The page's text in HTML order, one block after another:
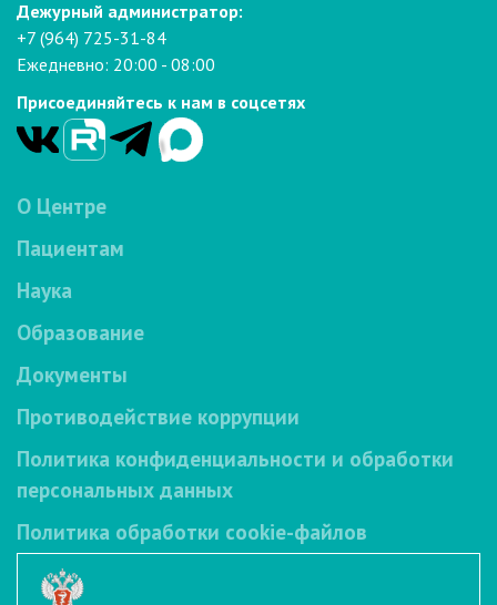
Дежурный администратор:
+7 (964) 725-31-84
Ежедневно: 20:00 - 08:00
Присоединяйтесь к нам в соцсетях
О Центре
Пациентам
Наука
Образование
Документы
Противодействие коррупции
Политика конфиденциальности и обработки
персональных данных
Политика обработки cookie-файлов